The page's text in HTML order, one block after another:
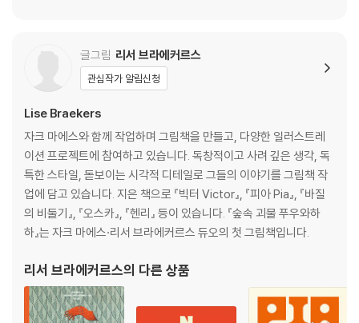
글그림 리서 브라에커르스
관심작가 알림신청
Lise Braekers
자크 마에스와 함께 작업하며 그림책을 만들고, 다양한 일러스트레
이션 프로젝트에 참여하고 있습니다. 독창적이고 사려 깊은 생각, 독
특한 스타일, 돋보이는 시각적 디테일로 그들의 이야기를 그림책 작
업에 담고 있습니다. 지은 책으로 『빅터 Victor』, 『피아 Pia』, 『바질
의 비둘기』, 『오스카』, 『헨리』 등이 있습니다. 『숲속 괴물 푸우와하
하』는 자크 마에스·리서 브라에커르스 듀오의 첫 그림책입니다.
리서 브라에커르스의 다른 상품